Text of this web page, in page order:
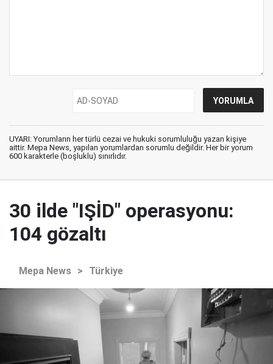
UYARI: Yorumların her türlü cezai ve hukuki sorumluluğu yazan kişiye
aittir. Mepa News, yapılan yorumlardan sorumlu değildir. Her bir yorum
600 karakterle (boşluklu) sınırlıdır.
30 ilde "IŞİD" operasyonu:
104 gözaltı
Mepa News > Türkiye